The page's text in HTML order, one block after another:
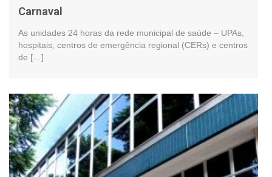
Carnaval
As unidades 24 horas da rede municipal de saúde – UPAs,
hospitais, centros de emergência regional (CERs) e centros
de […]